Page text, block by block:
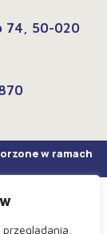
74, 50-020
w ramach